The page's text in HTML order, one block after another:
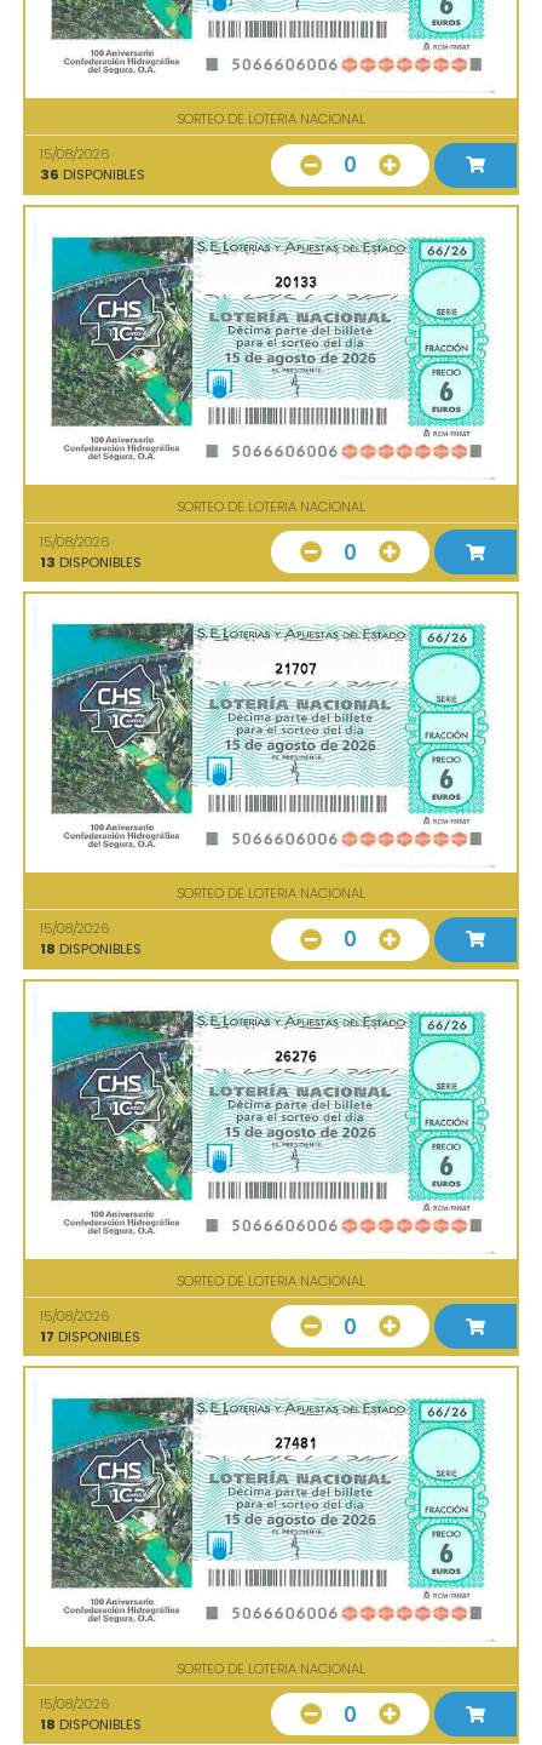
SORTEO DE LOTERIA NACIONAL
15/08/2026
36 DISPONIBLES 0
20133
SORTEO DE LOTERIA NACIONAL
15/08/2026
13 DISPONIBLES 0
21707
SORTEO DE LOTERIA NACIONAL
15/08/2026
18 DISPONIBLES 0
26276
SORTEO DE LOTERIA NACIONAL
15/08/2026
17 DISPONIBLES 0
27481
SORTEO DE LOTERIA NACIONAL
15/08/2026
18 DISPONIBLES 0